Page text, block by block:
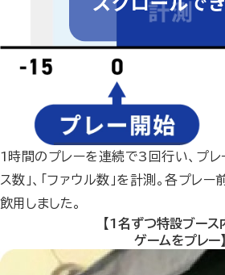
1時間のプレーを連続で3回行い、プレー
ス数」、「ファウル数」を計測。各プレ
飲用しました。
【1名ずつ特設ブース
ゲームをプレー】